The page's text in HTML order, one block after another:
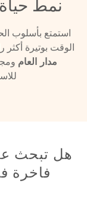
نمط
استمتع بأسلوب
الوقت بوتيرة
مدار العام
هل تبحث
فاخرة